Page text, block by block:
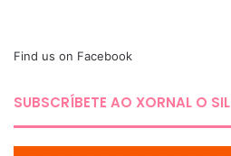
Find us on Facebook
SUBSCRÍBETE AO XORNAL O SIL